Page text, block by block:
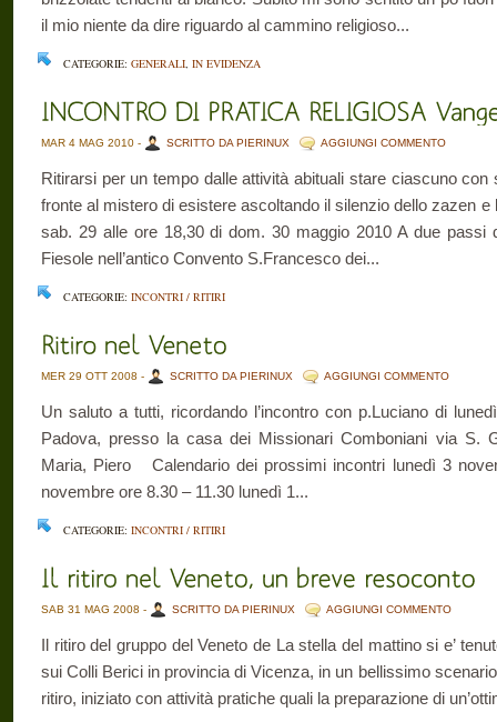
il mio niente da dire riguardo al cammino religioso...
CATEGORIE: GENERALI, IN EVIDENZA
MAR 4 MAG 2010 - SCRITTO DA PIERINUX AGGIUNGI COMMENTO
Ritirarsi per un tempo dalle attività abituali stare ciascuno
fronte al mistero di esistere ascoltando il silenzio dello zazen e
sab. 29 alle ore 18,30 di dom. 30 maggio 2010 A due passi
Fiesole nell’antico Convento S.Francesco dei...
CATEGORIE: INCONTRI / RITIRI
MER 29 OTT 2008 - SCRITTO DA PIERINUX AGGIUNGI COMMENTO
Un saluto a tutti, ricordando l’incontro con p.Luciano di
Padova, presso la casa dei Missionari Comboniani via S.
Maria, Piero Calendario dei prossimi incontri lunedì 3
novembre ore 8.30 – 11.30 lunedì 1...
CATEGORIE: INCONTRI / RITIRI
SAB 31 MAG 2008 - SCRITTO DA PIERINUX AGGIUNGI COMMENTO
Il ritiro del gruppo del Veneto de La stella del mattino si e’
sui Colli Berici in provincia di Vicenza, in un bellissimo
ritiro, iniziato con attività pratiche quali la preparazione di